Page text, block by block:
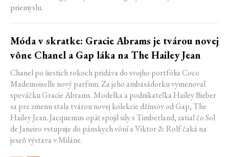
priemyslu.
Móda v skratke: Gracie Abrams je tvárou novej
vône Chanel a Gap láka na The Hailey Jean
Chanel po šiestich rokoch pridáva do svojho portfólia Coco
Mademoiselle nový parfum. Za jeho ambasádorku vymenoval
speváčku Gracie Abrams. Modelka a podnikateľka Hailey Bieber
sa pre zmenu stala tvárou novej kolekcie džínsov od Gap, The
Hailey Jean. Jacquemus opäť spojil sily s Timberland, zatiaľ čo Sol
de Janeiro vstupuje do pánskych vôní a Viktor & Rolf čaká na
jeseň výstava v Miláne.